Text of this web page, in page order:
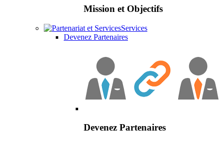
Mission et Objectifs
Services
Devenez Partenaires
Devenez Partenaires